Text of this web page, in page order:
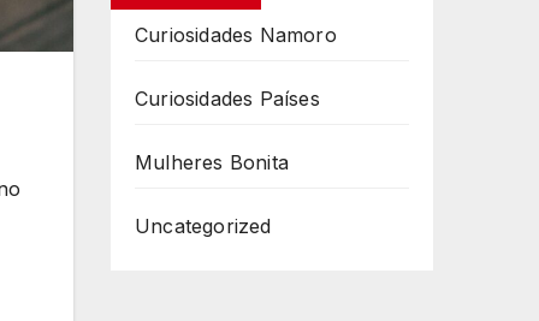
Curiosidades Namoro
Curiosidades Países
Mulheres Bonita
Uncategorized